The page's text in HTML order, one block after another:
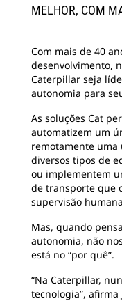
MELHOR, COM
Com mais de 40
desenvolvimento,
Caterpillar seja
autonomia para
As soluções Cat
automatizem um
remotamente
diversos tipos de
ou implementem
de transporte que
supervisão
Mas, quando
autonomia, não
está no “por quê”.
“Na Caterpillar,
tecnologia”,